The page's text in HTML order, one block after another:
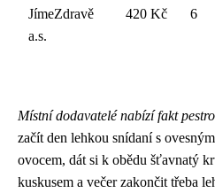
JímeZdravě
a.s.
420 Kč 6
Místní dodavatelé nabízí fakt
začít den lehkou snídaní s
ovocem, dát si k obědu šťavnatý
kuskusem a večer zakončit třeba